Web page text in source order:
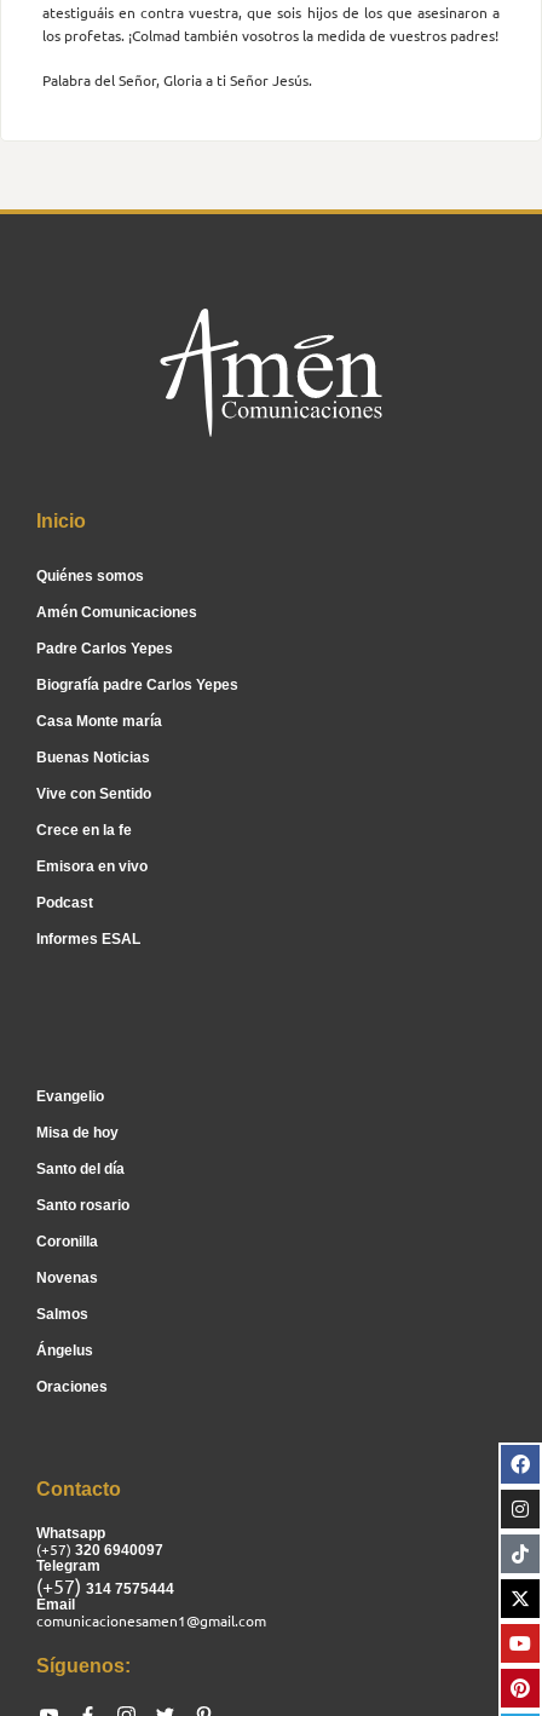
atestiguáis en contra vuestra, que sois hijos de los que asesinaron a
los profetas. ¡Colmad también vosotros la medida de vuestros padres!
Palabra del Señor, Gloria a ti Señor Jesús.
Inicio
Quiénes somos
Amén Comunicaciones
Padre Carlos Yepes
Biografía padre Carlos Yepes
Casa Monte maría
Buenas Noticias
Vive con Sentido
Crece en la fe
Emisora en vivo
Podcast
Informes ESAL
Evangelio
Misa de hoy
Santo del día
Santo rosario
Coronilla
Novenas
Salmos
Ángelus
Oraciones
Contacto
Whatsapp
(+57) 320 6940097
Telegram
(+57) 314 7575444
Email
comunicacionesamen1@gmail.com
Síguenos: